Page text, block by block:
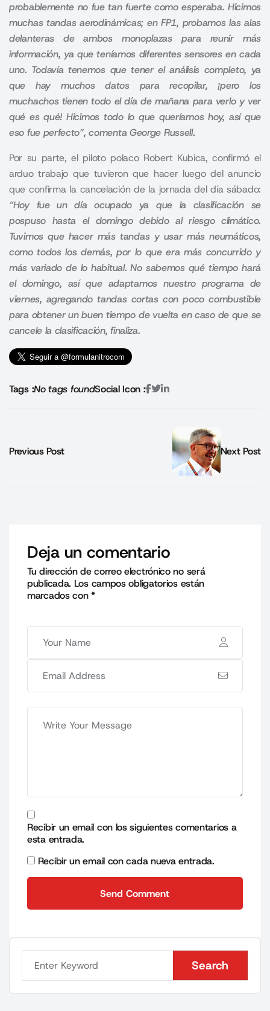
probablemente no fue tan fuerte como esperaba. Hicimos
muchas tandas aerodinámicas; en FP1, probamos las alas
delanteras de ambos monoplazas para reunir más
información, ya que teníamos diferentes sensores en cada
uno. Todavía tenemos que tener el análisis completo, ya
que hay muchos datos para recopilar, ¡pero los
muchachos tienen todo el día de mañana para verlo y ver
qué es qué!Hicimos todo lo que queríamos hoy, así que
eso fue perfecto”, comenta George Russell.
Por su parte, el piloto polaco Robert Kubica, confirmó el
arduo trabajo que tuvieron que hacer luego del anuncio
que confirma la cancelación de la jornada del día sábado:
“Hoy fue un día ocupado ya que la clasificación se
pospuso hasta el domingo debido al riesgo climático.
Tuvimos que hacer más tandas y usar más neumáticos,
como todos los demás, por lo que era más concurrido y
más variado de lo habitual. No sabemos qué tiempo hará
el domingo, así que adaptamos nuestro programa de
viernes, agregando tandas cortas con poco combustible
para obtener un buen tiempo de vuelta en caso de que se
cancele la clasificación, finaliza.
Tags :No tags foundSocial Icon :
Previous Post Next Post
Deja un comentario
Tu dirección de correo electrónico no será
publicada. Los campos obligatorios están
marcados con*
Recibir un email con los siguientes comentarios a
esta entrada.
Recibir un email con cada nueva entrada.
Send Comment
Search
Search